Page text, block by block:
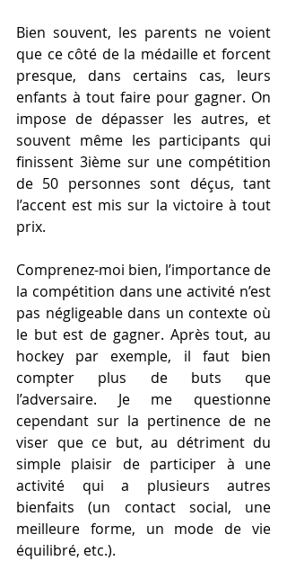
Bien souvent, les parents ne voient
que ce côté de la médaille et forcent
presque, dans certains cas, leurs
enfants à tout faire pour gagner. On
impose de dépasser les autres, et
souvent même les participants qui
finissent 3ième sur une compétition
de 50 personnes sont déçus, tant
l’accent est mis sur la victoire à tout
prix.
Comprenez-moi bien, l’importance de
la compétition dans une activité n’est
pas négligeable dans un contexte où
le but est de gagner. Après tout, au
hockey par exemple, il faut bien
compter plus de buts que
l’adversaire. Je me questionne
cependant sur la pertinence de ne
viser que ce but, au détriment du
simple plaisir de participer à une
activité qui a plusieurs autres
bienfaits (un contact social, une
meilleure forme, un mode de vie
équilibré, etc.).